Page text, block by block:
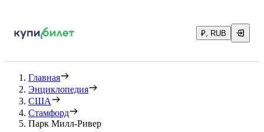
₽, RUB
Главная
Энциклопедия
США
Стамфорд
Парк Милл-Ривер